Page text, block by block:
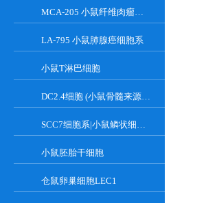
MCA-205 小鼠纤维肉瘤细胞系
LA-795 小鼠肺腺癌细胞系
小鼠T淋巴细胞
DC2.4细胞 (小鼠骨髓来源树突状细胞)
SCC7细胞系|小鼠鳞状细胞癌细胞
小鼠胚胎干细胞
仓鼠卵巢细胞LEC1